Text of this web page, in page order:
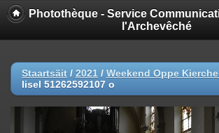
Photothèque - Service
l'Archevêché
Staartsäit / 2021 / Weekend Oppe
lisel 51262592107 o